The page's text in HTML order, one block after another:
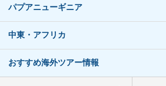
パプアニューギニア
中東・アフリカ
おすすめ海外ツアー情報